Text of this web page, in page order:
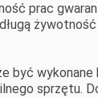
prac
być
sprzętu.